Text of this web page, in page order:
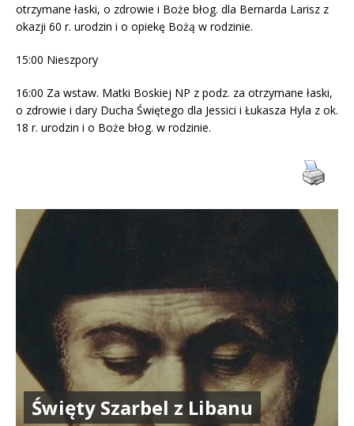
otrzymane łaski, o zdrowie i Boże błog. dla Bernarda Larisz z
okazji 60 r. urodzin i o opiekę Bożą w rodzinie.
15:00 Nieszpory
16:00 Za wstaw. Matki Boskiej NP z podz. za otrzymane łaski,
o zdrowie i dary Ducha Świętego dla Jessici i Łukasza Hyla z ok.
18 r. urodzin i o Boże błog. w rodzinie.
Święty Szarbel z Libanu